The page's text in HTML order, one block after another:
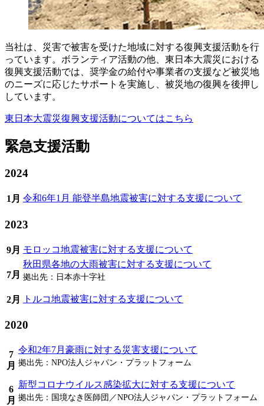
当社は、災害で被害を受けた地域に対する復興支援活動を行
っています。ボランティア活動の他、東日本大震災における
復興支援活動では、奨学金の給付や事業者の支援など被災地
のニーズに応じたサポートを実施し、被災地の復興を後押し
しています。
東日本大震災復興支援活動についてはこちら
緊急支援活動
2024
1月 令和6年1月 能登半島地震被害に対する支援について
2023
9月 モロッコ地震被害に対する支援について
7月
秋田県各地の大雨被害に対する支援について
拠出先： 日本赤十字社
2月 トルコ地震被害に対する支援について
2020
7
月
令和2年7月豪雨に対する災害支援について
拠出先： NPO法人ジャパン・プラットフォーム
6
月
新型コロナウイルス感染拡大に対する支援について
拠出先： 国境なき医師団／NPO法人ジャパン・プラットフォーム